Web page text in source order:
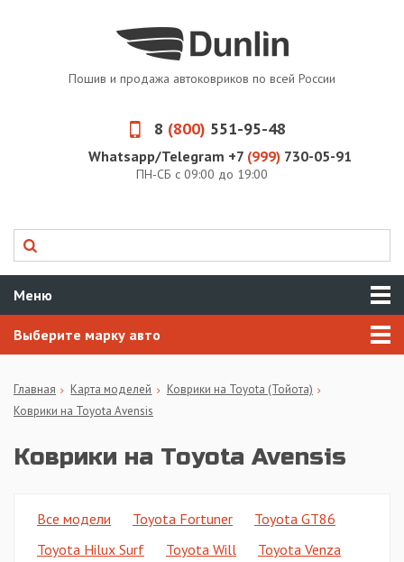
Пошив и продажа автоковриков по всей России
8 (800) 551-95-48
Whatsapp/Telegram +7 (999) 730-05-91
ПН-СБ с 09:00 до 19:00
Меню
Выберите марку авто
Главная Карта моделей
Коврики на Toyota (Тойота)
Коврики на Toyota Avensis
Коврики на Toyota Avensis
Все модели Toyota Fortuner
Toyota GT86
Toyota Hilux Surf
Toyota Will
Toyota Venza